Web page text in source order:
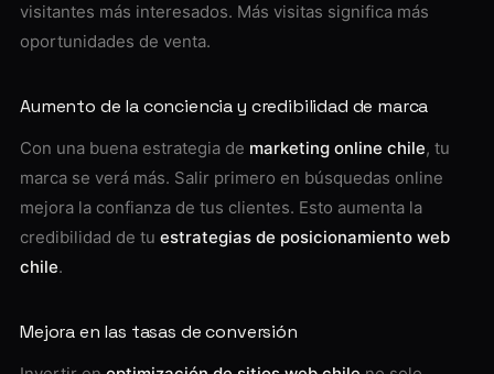
visitantes más interesados. Más visitas significa más
oportunidades de venta.
Aumento de la conciencia y credibilidad de marca
Con una buena estrategia de marketing online chile, tu
marca se verá más. Salir primero en búsquedas online
mejora la confianza de tus clientes. Esto aumenta la
credibilidad de tu estrategias de posicionamiento web
chile.
Mejora en las tasas de conversión